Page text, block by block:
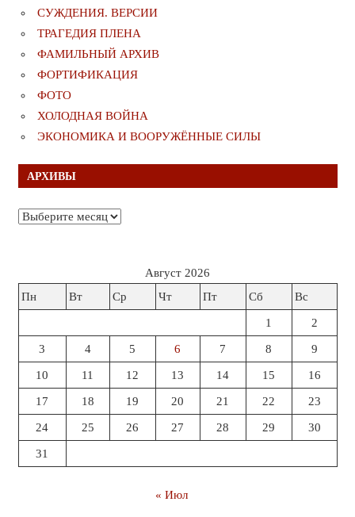
СУЖДЕНИЯ. ВЕРСИИ
ТРАГЕДИЯ ПЛЕНА
ФАМИЛЬНЫЙ АРХИВ
ФОРТИФИКАЦИЯ
ФОТО
ХОЛОДНАЯ ВОЙНА
ЭКОНОМИКА И ВООРУЖЁННЫЕ СИЛЫ
АРХИВЫ
Архивы
Август 2026
Пн
Вт Ср Чт Пт Сб Вс
1 2
3 4 5 6 7 8 9
10 11 12 13 14 15 16
17 18 19 20 21 22 23
24 25 26 27 28 29 30
31
« Июл